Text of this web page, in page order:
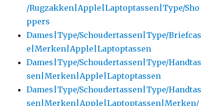
/Rugzakken|Apple|Laptoptassen|Type/Sho
ppers
Dames|Type/Schoudertassen|Type/Briefcas
e|Merken|Apple|Laptoptassen
Dames|Type/Schoudertassen|Type/Handtas
sen|Merken|Apple|Laptoptassen
Dames|Type/Schoudertassen|Type/Handtas
sen|Merken|Apple|Laptoptassen|Merken/